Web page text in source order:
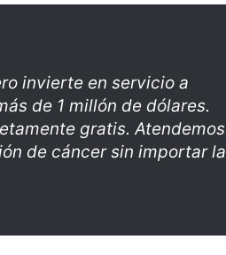
invierte en servicio a
de 1 millón de dólares.
gratis. Atendemos
de cáncer sin importar la